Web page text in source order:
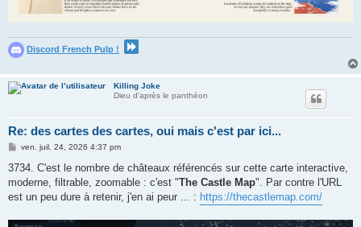
Discord French Pulp !
Killing Joke
Dieu d'après le panthéon
Re: des cartes des cartes, oui mais c'est par ici...
M
s
a
g
ven. juil. 24, 2026 4:37 pm
3734. C'est le nombre de châteaux référencés sur cette carte interactive,
moderne, filtrable, zoomable : c'est "The Castle Map". Par contre l'URL
est un peu dure à retenir, j'en ai peur ... : https://thecastlemap.com/